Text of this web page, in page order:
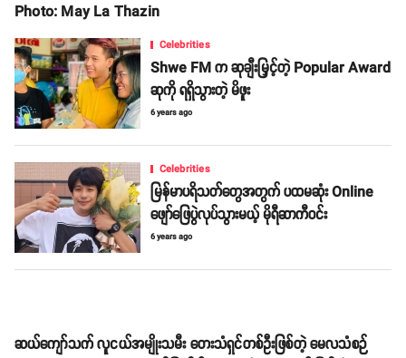
Photo: May La Thazin
Celebrities
Shwe FM က ဆုချီးမြှင့်တဲ့ Popular Award
ဆုကို ရရှိသွားတဲ့ မိဖူး
6 years ago
Celebrities
မြန်မာပရိသတ်တွေအတွက် ပထမဆုံး Online
ဖျော်ဖြေပွဲလုပ်သွားမယ့် မိုရီဆာကီဝင်း
6 years ago
ဆယ်ကျော်သက် လူငယ်အမျိုးသမီး တေးသံရှင်တစ်ဦးဖြစ်တဲ့ မေလသံစဉ်